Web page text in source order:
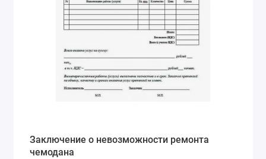
Заключение о невозможности ремонта
чемодана